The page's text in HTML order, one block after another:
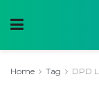
Home Tag DPD